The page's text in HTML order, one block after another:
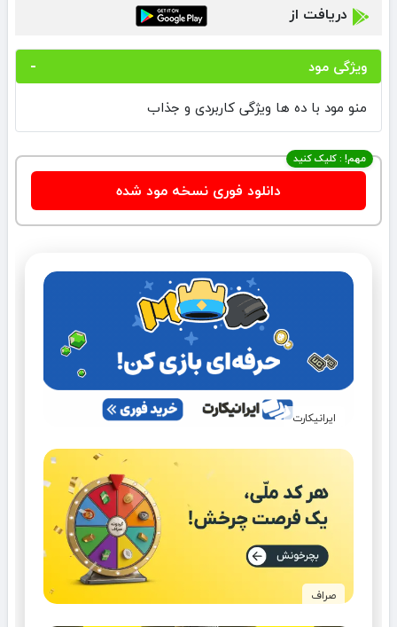
دریافت از
ویژگی مود
منو مود با ده ها ویژگی کاربردی و جذاب
مهم! : کلیک کنید
دانلود فوری نسخه مود شده
ایرانیکارت
صراف